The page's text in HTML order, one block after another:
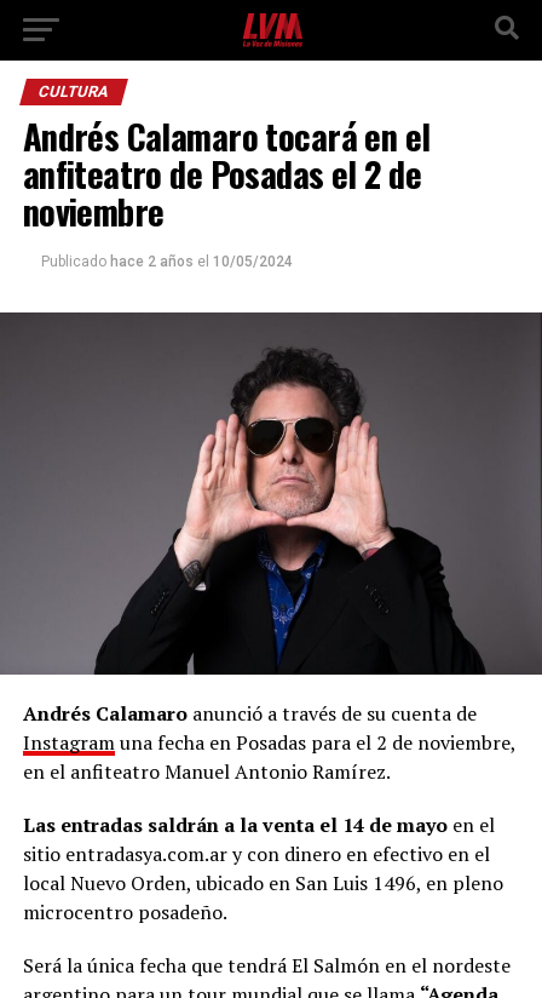
CULTURA
Andrés Calamaro tocará en el
anfiteatro de Posadas el 2 de
noviembre
Publicado hace 2 años el 10/05/2024
Andrés Calamaroanunció a través de su cuenta de
Instagramuna fecha en Posadas para el 2 de noviembre,
en el anfiteatro Manuel Antonio Ramírez.
Las entradas saldrán a la venta el 14 de mayoen el
sitio entradasya.com.ar y con dinero en efectivo en el
local Nuevo Orden, ubicado en San Luis 1496, en pleno
microcentro posadeño.
Será la única fecha que tendrá El Salmón en el nordeste